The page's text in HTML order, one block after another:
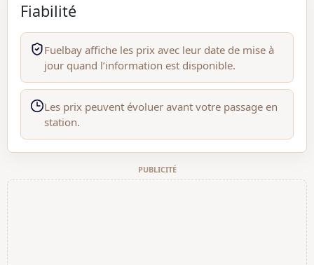
Fiabilité
Fuelbay affiche les prix avec leur date de mise à
jour quand l’information est disponible.
Les prix peuvent évoluer avant votre passage en
station.
PUBLICITÉ